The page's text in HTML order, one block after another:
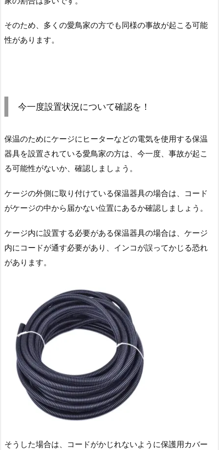
そのため、多くの愛鳥家の方でも同様の事故が起こる可能
性があります。
今一度設置状況について確認を！
保温のためにケージにヒーターなどの電気を使用する保温
器具を設置されている愛鳥家の方は、今一度、事故が起こ
る可能性がないか、確認しましょう。
ケージの外側に取り付けている保温器具の場合は、コード
がケージの中から届かない位置にあるか確認しましょう。
ケージ内に設置する必要がある保温器具の場合は、ケージ
内にコードが通す必要があり、インコが誤ってかじる恐れ
があります。
そうした場合は、コードがかじれないように保護用カバー